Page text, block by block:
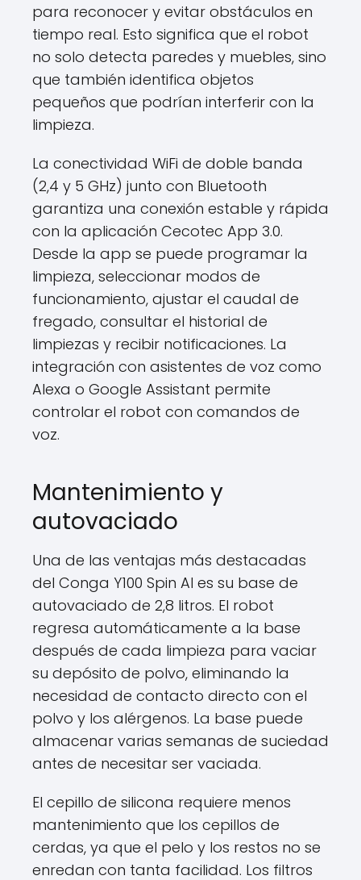
para reconocer y evitar obstáculos en
tiempo real. Esto significa que el robot
no solo detecta paredes y muebles, sino
que también identifica objetos
pequeños que podrían interferir con la
limpieza.
La conectividad WiFi de doble banda
(2,4 y 5 GHz) junto con Bluetooth
garantiza una conexión estable y rápida
con la aplicación Cecotec App 3.0.
Desde la app se puede programar la
limpieza, seleccionar modos de
funcionamiento, ajustar el caudal de
fregado, consultar el historial de
limpiezas y recibir notificaciones. La
integración con asistentes de voz como
Alexa o Google Assistant permite
controlar el robot con comandos de
voz.
Mantenimiento y
autovaciado
Una de las ventajas más destacadas
del Conga Y100 Spin AI es su base de
autovaciado de 2,8 litros. El robot
regresa automáticamente a la base
después de cada limpieza para vaciar
su depósito de polvo, eliminando la
necesidad de contacto directo con el
polvo y los alérgenos. La base puede
almacenar varias semanas de suciedad
antes de necesitar ser vaciada.
El cepillo de silicona requiere menos
mantenimiento que los cepillos de
cerdas, ya que el pelo y los restos no se
enredan con tanta facilidad. Los filtros